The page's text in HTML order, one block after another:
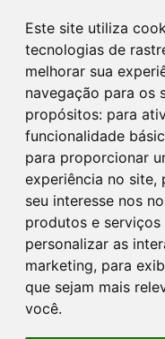
Este site utiliza
tecnologias de
melhorar sua
navegação para os
propósitos: para
funcionalidade
para proporcionar
experiência no site,
seu interesse nos
produtos e serviços
personalizar as
marketing, para
que sejam mais
você.
6, Bloco E,
Sala 2001 - CEP 70322-
1652 e (61) 98131-
por telefone em
feira a Sexta-feira de
e sugestões pelo Fale